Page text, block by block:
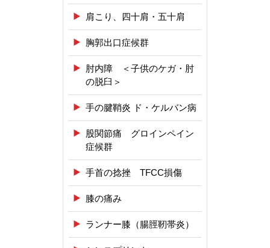
肩こり、四十肩・五十肩
胸郭出口症候群
肘内障 ＜子供のケガ・肘
の脱臼＞
手の腱鞘炎 ド・ケルバン病
股関節痛 グロインペイン
症候群
手首の捻挫 TFCC損傷
膝の痛み
ランナー膝（腸脛靭帯炎）